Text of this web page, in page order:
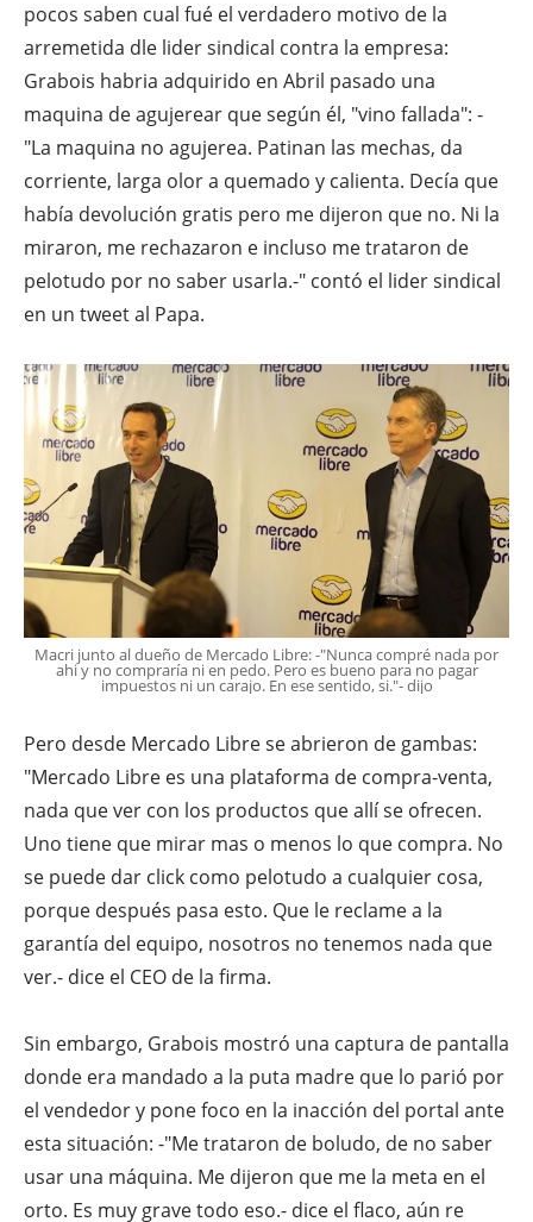
pocos saben cual fué el verdadero motivo de la
arremetida dle lider sindical contra la empresa:
Grabois habria adquirido en Abril pasado una
maquina de agujerear que según él, "vino fallada": -
"La maquina no agujerea. Patinan las mechas, da
corriente, larga olor a quemado y calienta. Decía que
había devolución gratis pero me dijeron que no. Ni la
miraron, me rechazaron e incluso me trataron de
pelotudo por no saber usarla.-" contó el lider sindical
en un tweet al Papa.
Macri junto al dueño de Mercado Libre: -"Nunca compré nada por
ahi y no compraría ni en pedo. Pero es bueno para no pagar
impuestos ni un carajo. En ese sentido, si."- dijo
Pero desde Mercado Libre se abrieron de gambas:
"Mercado Libre es una plataforma de compra-venta,
nada que ver con los productos que allí se ofrecen.
Uno tiene que mirar mas o menos lo que compra. No
se puede dar click como pelotudo a cualquier cosa,
porque después pasa esto. Que le reclame a la
garantía del equipo, nosotros no tenemos nada que
ver.- dice el CEO de la firma.
Sin embargo, Grabois mostró una captura de pantalla
donde era mandado a la puta madre que lo parió por
el vendedor y pone foco en la inacción del portal ante
esta situación: -"Me trataron de boludo, de no saber
usar una máquina. Me dijeron que me la meta en el
orto. Es muy grave todo eso.- dice el flaco, aún re